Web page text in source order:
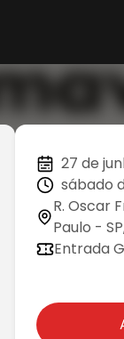
27 de
sábado
R. Oscar
Paulo -
Entrada